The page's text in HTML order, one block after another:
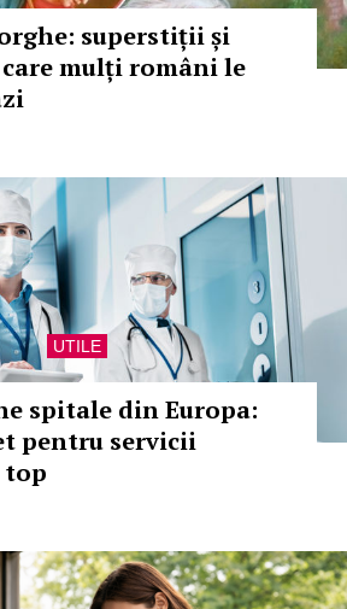
superstiții și
mulți români le
UTILE
spitale din Europa:
pentru servicii
top